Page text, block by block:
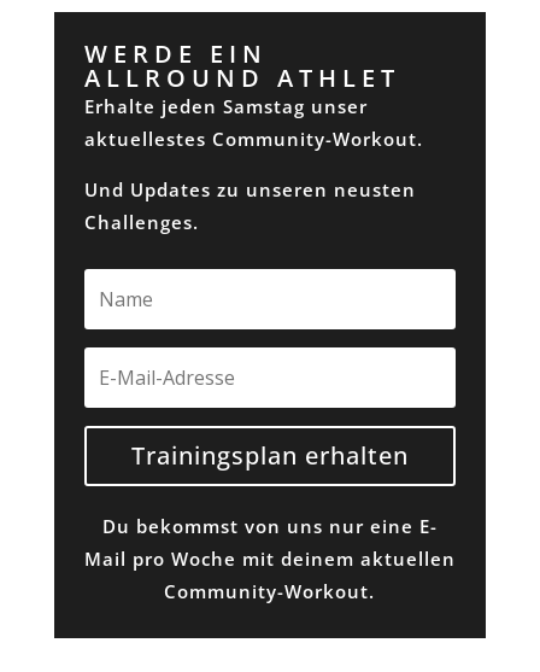
WERDE EIN
ALLROUND ATHLET
Erhalte jeden Samstag unser
aktuellestes Community-Workout.
Und Updates zu unseren neusten
Challenges.
Trainingsplan erhalten
Du bekommst von uns nur eine E-
Mail pro Woche mit deinem aktuellen
Community-Workout.